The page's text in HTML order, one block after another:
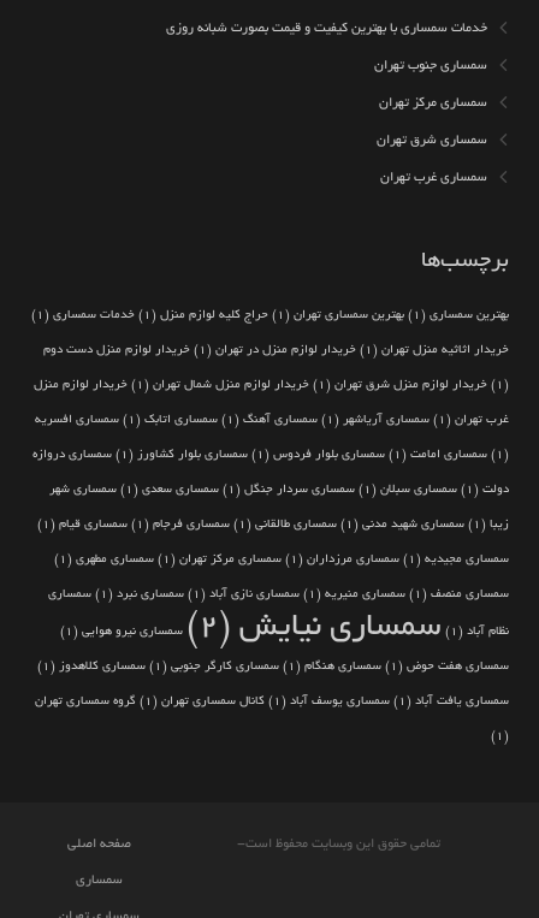
خدمات سمساری با بهترین کیفیت و قیمت بصورت شبانه روزی
سمساری جنوب تهران
سمساری مرکز تهران
سمساری شرق تهران
سمساری غرب تهران
برچسب‌ها
بهترین سمساری (1) بهترین سمساری تهران (1) حراج کلیه لوازم منزل (1) خدمات سمساری (1)
خریدار اثاثیه منزل تهران (1) خریدار لوازم منزل در تهران (1) خریدار لوازم منزل دست دوم
(1) خریدار لوازم منزل شرق تهران (1) خریدار لوازم منزل شمال تهران (1) خریدار لوازم منزل
غرب تهران (1) سمساری آریاشهر (1) سمساری آهنگ (1) سمساری اتابک (1) سمساری افسریه
(1) سمساری امامت (1) سمساری بلوار فردوس (1) سمساری بلوار کشاورز (1) سمساری دروازه
دولت (1) سمساری سبلان (1) سمساری سردار جنگل (1) سمساری سعدی (1) سمساری شهر
زیبا (1) سمساری شهید مدنی (1) سمساری طالقانی (1) سمساری فرجام (1) سمساری قیام (1)
سمساری مجیدیه (1) سمساری مرزداران (1) سمساری مرکز تهران (1) سمساری مطهری (1)
سمساری منصف (1) سمساری منیریه (1) سمساری نازی آباد (1) سمساری نبرد (1) سمساری
نظام آباد (1) سمساری نیایش (2) سمساری نیرو هوایی (1)
سمساری هفت حوض (1) سمساری هنگام (1) سمساری کارگر جنوبی (1) سمساری کلاهدوز (1)
سمساری یافت آباد (1) سمساری یوسف آباد (1) کانال سمساری تهران (1) گروه سمساری تهران
(1)
صفحه اصلی
سمساری
تمامی حقوق این وبسایت محفوظ است-